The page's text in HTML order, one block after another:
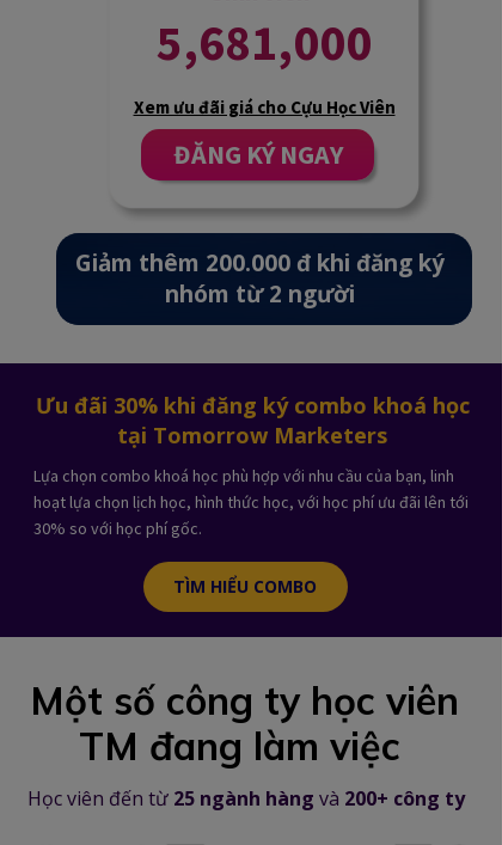
ĐĂNG KÝ NGAY
5,681,000
Xem ưu đãi giá cho Cựu Học Viên
Giảm thêm 200.000 đ khi đăng ký
nhóm từ 2 người
TÌM HIỂU COMBO
Ưu đãi 30% khi đăng ký combo khoá học
tại Tomorrow Marketers
Lựa chọn combo khoá học phù hợp với nhu cầu của bạn, linh
hoạt lựa chọn lịch học, hình thức học, với học phí ưu đãi lên tới
30% so với học phí gốc.
Học viên đến từ 25 ngành hàng và 200+ công ty
Một số công ty học viên
TM đang làm việc